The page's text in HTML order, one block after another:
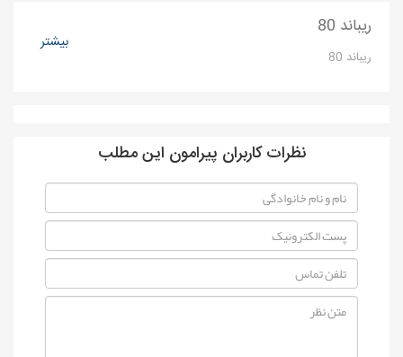
ریباند 80
ریباند 80
بیشتر
نظرات کاربران پیرامون این مطلب